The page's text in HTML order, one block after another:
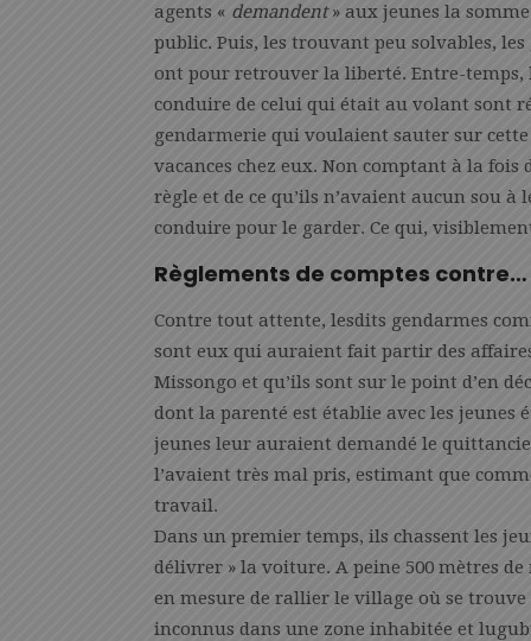
agents « demandent» aux jeunes la somme
public. Puis, les trouvant peu solvables,
ont pour retrouver la liberté. Entre-temps,
conduire de celui qui était au volant sont
gendarmerie qui voulaient sauter sur
vacances chez eux. Non comptant à la fois
règle et de ce qu’ils n’avaient aucun sou
conduire pour le garder. Ce qui,
Règlements de comptes contre…
Contre tout attente, lesdits gendarmes
sont eux qui auraient fait partir des
Missongo et qu’ils sont sur le point d’en
dont la parenté est établie avec les jeunes
jeunes leur auraient demandé le
l’avaient très mal pris, estimant que
travail.
Dans un premier temps, ils chassent les
délivrer » la voiture. A peine 500 mètres
en mesure de rallier le village où se
inconnus dans une zone inhabitée et